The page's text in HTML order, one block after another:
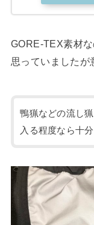
GORE-TEX素材
思っていましたが
鴨猟などの流し
入る程度なら十